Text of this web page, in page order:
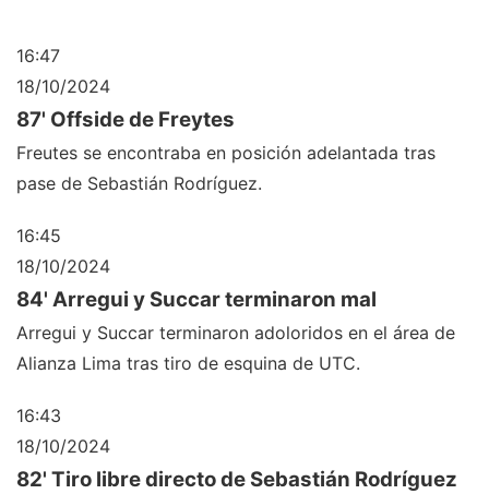
16:47
18/10/2024
87' Offside de Freytes
Freutes se encontraba en posición adelantada tras
pase de Sebastián Rodríguez.
16:45
18/10/2024
84' Arregui y Succar terminaron mal
Arregui y Succar terminaron adoloridos en el área de
Alianza Lima tras tiro de esquina de UTC.
16:43
18/10/2024
82' Tiro libre directo de Sebastián Rodríguez